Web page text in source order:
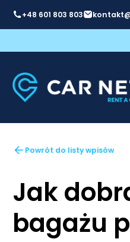
+48 601 803 803
Powrót do listy wpisów
Jak
bagażu